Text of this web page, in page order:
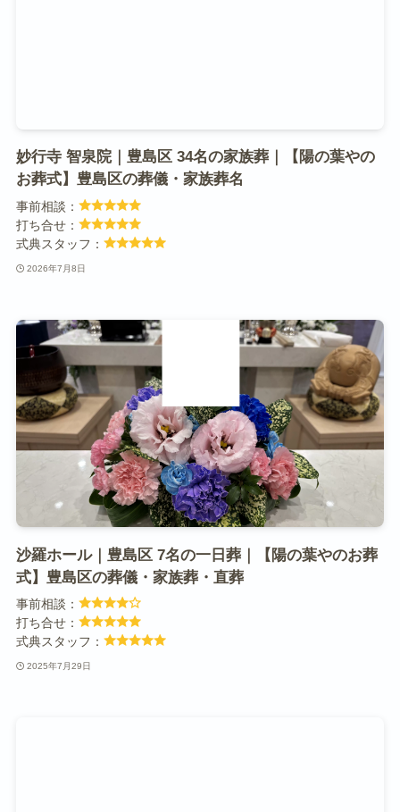
妙行寺 智泉院｜豊島区 34名の家族葬｜【陽の葉やの
お葬式】豊島区の葬儀・家族葬名
事前相談：
打ち合せ：
式典スタッフ：
2026年7月8日
沙羅ホール｜豊島区 7名の一日葬｜【陽の葉やのお葬
式】豊島区の葬儀・家族葬・直葬
事前相談：
打ち合せ：
式典スタッフ：
2025年7月29日